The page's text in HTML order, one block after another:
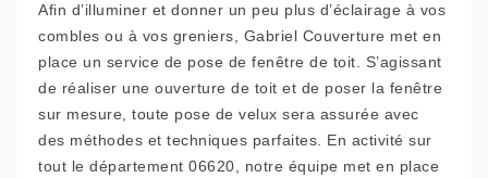
Afin d’illuminer et donner un peu plus d’éclairage à vos
combles ou à vos greniers, Gabriel Couverture met en
place un service de pose de fenêtre de toit. S’agissant
de réaliser une ouverture de toit et de poser la fenêtre
sur mesure, toute pose de velux sera assurée avec
des méthodes et techniques parfaites. En activité sur
tout le département 06620, notre équipe met en place